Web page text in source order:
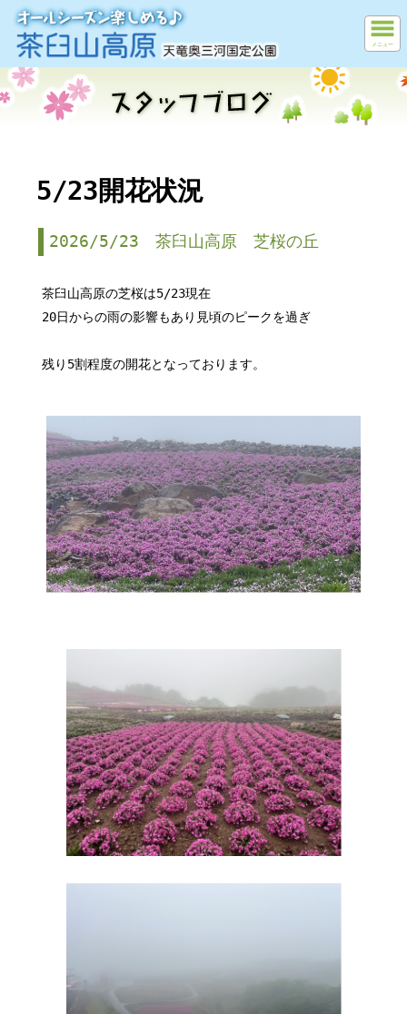
メニュー
5/23開花状況
2026/5/23 茶臼山高原 芝桜の丘
茶臼山高原の芝桜は5/23現在
20日からの雨の影響もあり見頃のピークを過ぎ
残り5割程度の開花となっております。